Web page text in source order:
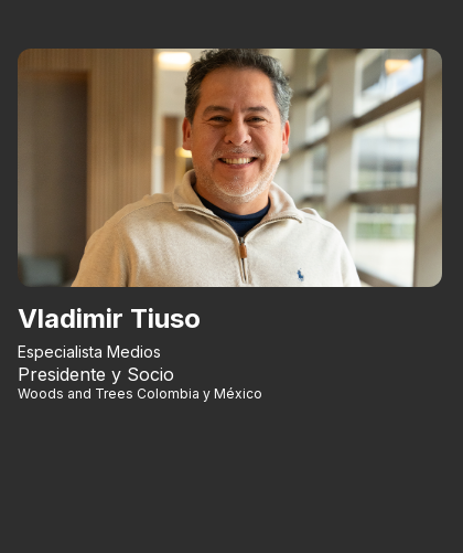
Vladimir Tiuso
Especialista Medios
Presidente y Socio
Woods and Trees Colombia y México